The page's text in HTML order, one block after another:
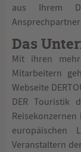
aus Ihrem
Das
Mit ihren
Mitarbeitern
Webseite
DER Touristik
Veranstaltern